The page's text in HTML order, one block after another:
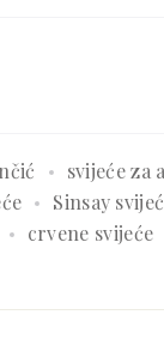
svijeće za
Sinsay
crvene svijeće